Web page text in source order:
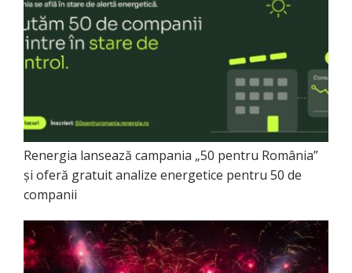
Renergia lansează campania „50 pentru România”
și oferă gratuit analize energetice pentru 50 de
companii